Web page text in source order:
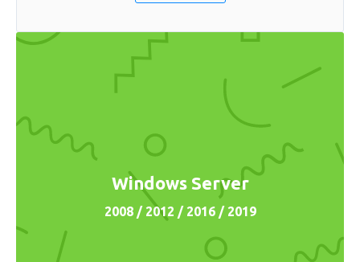
Windows Server
2008 / 2012 / 2016 / 2019